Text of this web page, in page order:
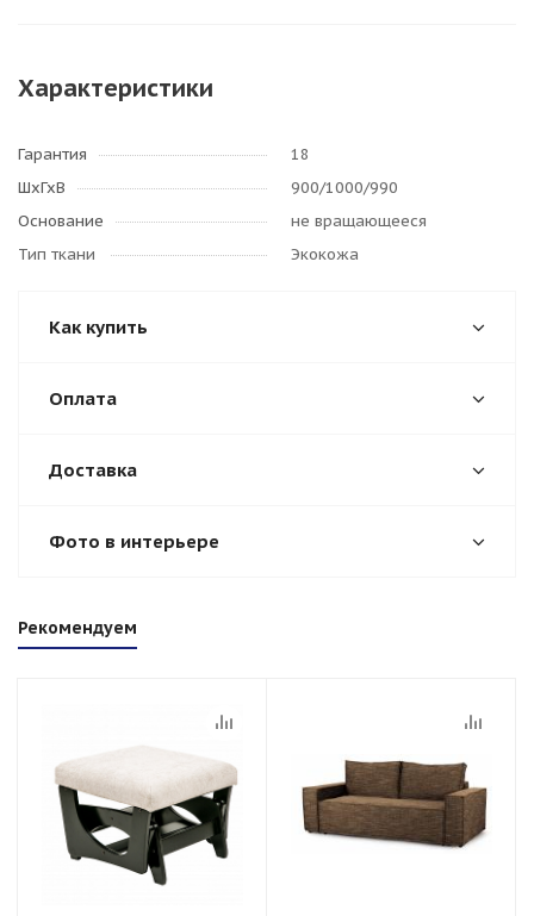
Характеристики
Гарантия
18
ШхГхВ
900/1000/990
Основание
не вращающееся
Тип ткани
Экокожа
Как купить
Оплата
Доставка
Фото в интерьере
Рекомендуем